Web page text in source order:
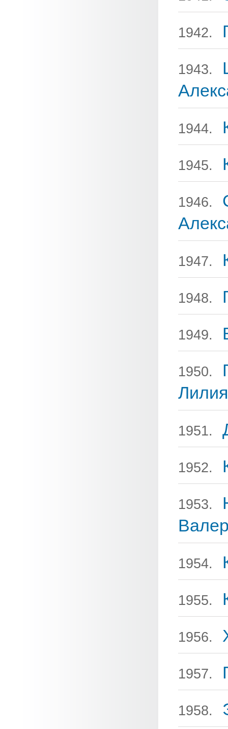
1942.
1943.
1944.
1945.
1946.
1947.
1948.
1949.
1950.
1951.
1952.
1953.
1954.
1955.
1956.
1957.
1958.